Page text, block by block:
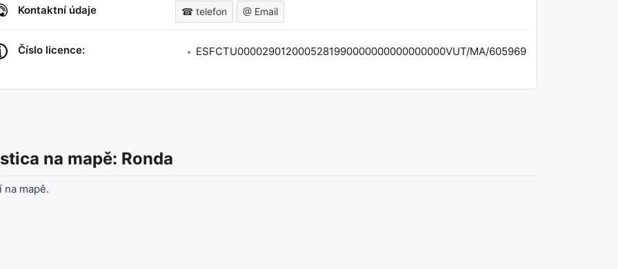
Kontaktní údaje ☎ telefon @ Email
Číslo licence: ESFCTU0000290120005281990000000000000000VUT/MA/605969
na mapě: Ronda
mapě.